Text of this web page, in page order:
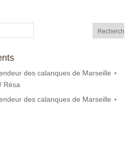
des calanques de Marseille ⋆
Résa
des calanques de Marseille ⋆